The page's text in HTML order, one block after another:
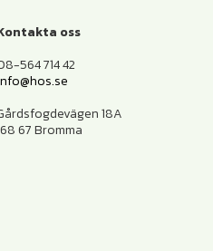
oss
564 714 42
18A
67 Bromma